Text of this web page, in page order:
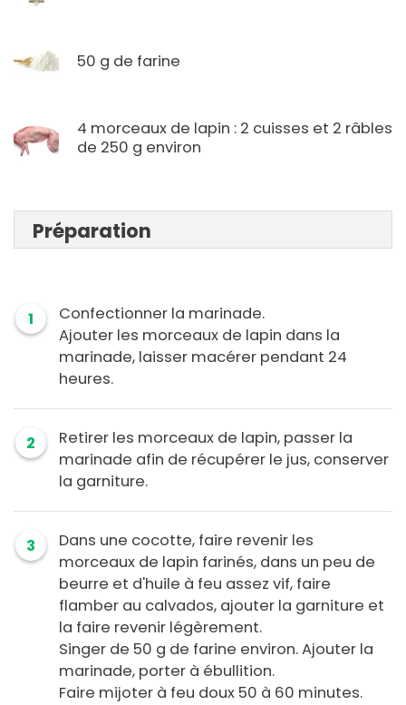
50 g de farine
4 morceaux de lapin : 2 cuisses et 2 râbles
de 250 g environ
Préparation
1
Confectionner la marinade.
Ajouter les morceaux de lapin dans la
marinade, laisser macérer pendant 24
heures.
2
Retirer les morceaux de lapin, passer la
marinade afin de récupérer le jus, conserver
la garniture.
3
Dans une cocotte, faire revenir les
morceaux de lapin farinés, dans un peu de
beurre et d'huile à feu assez vif, faire
flamber au calvados, ajouter la garniture et
la faire revenir légèrement.
Singer de 50 g de farine environ. Ajouter la
marinade, porter à ébullition.
Faire mijoter à feu doux 50 à 60 minutes.